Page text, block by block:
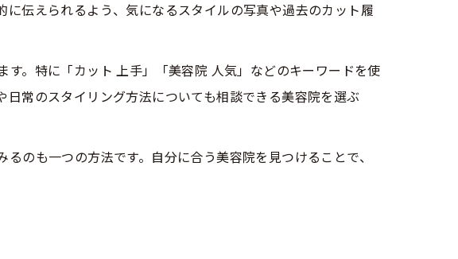
比較しよう
える秘訣
ルの魅力
めるコツ
伝えられるよう、気になるスタイルの写真や過去のカット履
。特に「カット 上手」「美容院 人気」などのキーワードを使
常のスタイリング方法についても相談できる美容院を選ぶ
のも一つの方法です。自分に合う美容院を見つけることで、